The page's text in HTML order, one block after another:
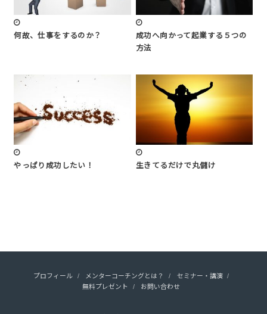
何故、仕事をするのか？
成功へ向かって起業する５つの
方法
やっぱり成功したい！ 生きてるだけで丸儲け
プロフィール メンターコーチングとは？
セミナー・講演
無料プレゼント
お問い合わせ